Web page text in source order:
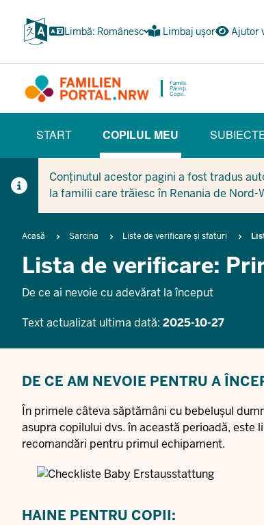
conținutul
Limbă: Românesc Limbaj ușor Ajutor
Familii.
Părinți.
Copii.
(BÜRGERBEREICH)
START
COPILUL MEU
(CURRENT SECTION)
Conținutul acestor pagini a fost tradus
la familii care trăiesc în Renania de Nord-
Breadcrumb
Acasă Sarcina Liste de verificare și sfaturi
Lista de verificare:
De ce ai nevoie cu adevărat la început
Text actualizat ultima dată: 2025-10-27
DE CE AM NEVOIE PENTRU A
În primele câteva săptămâni cu bebelușul
asupra copilului dvs. în această perioadă,
recomandări pentru primul echipament.
HAINE PENTRU COPII: